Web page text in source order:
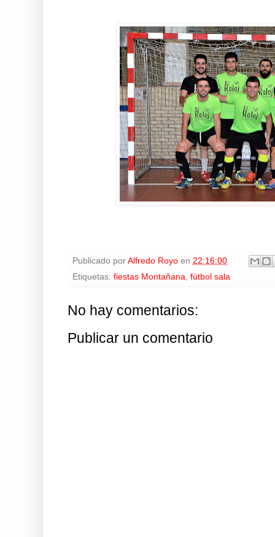
Publicado por Alfredo Royo en 22:16:00
Etiquetas: fiestas Montañana, fútbol sala
No hay comentarios:
Publicar un comentario